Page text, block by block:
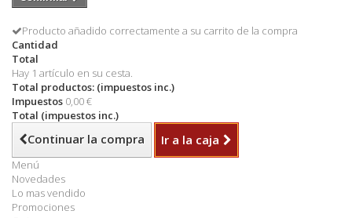
Producto añadido correctamente a su carrito de la compra
Cantidad
Total
Hay 1 artículo en su cesta.
Total productos: (impuestos inc.)
Impuestos 0,00 €
Total (impuestos inc.)
Continuar la compra Ir a la caja
Menú
Novedades
Lo mas vendido
Promociones